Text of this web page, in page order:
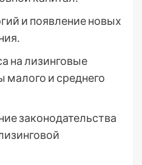
и появление новых
на лизинговые
малого и среднего
законодательства